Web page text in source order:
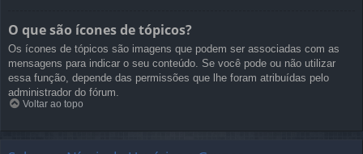
O que são ícones de tópicos?
Os ícones de tópicos são imagens que podem ser associadas com as
mensagens para indicar o seu conteúdo. Se você pode ou não utilizar
essa função, depende das permissões que lhe foram atribuídas pelo
administrador do fórum.
Voltar ao topo